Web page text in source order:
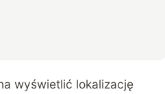
wyświetlić lokalizację